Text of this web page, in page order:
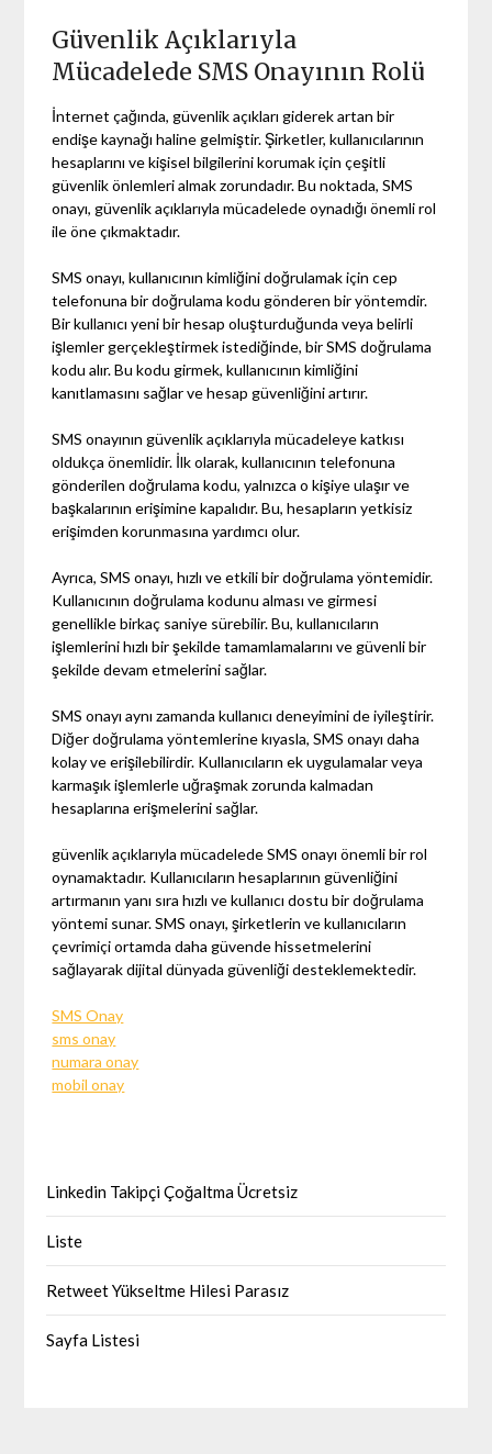
Güvenlik Açıklarıyla
Mücadelede SMS Onayının Rolü
İnternet çağında, güvenlik açıkları giderek artan bir
endişe kaynağı haline gelmiştir. Şirketler, kullanıcılarının
hesaplarını ve kişisel bilgilerini korumak için çeşitli
güvenlik önlemleri almak zorundadır. Bu noktada, SMS
onayı, güvenlik açıklarıyla mücadelede oynadığı önemli rol
ile öne çıkmaktadır.
SMS onayı, kullanıcının kimliğini doğrulamak için cep
telefonuna bir doğrulama kodu gönderen bir yöntemdir.
Bir kullanıcı yeni bir hesap oluşturduğunda veya belirli
işlemler gerçekleştirmek istediğinde, bir SMS doğrulama
kodu alır. Bu kodu girmek, kullanıcının kimliğini
kanıtlamasını sağlar ve hesap güvenliğini artırır.
SMS onayının güvenlik açıklarıyla mücadeleye katkısı
oldukça önemlidir. İlk olarak, kullanıcının telefonuna
gönderilen doğrulama kodu, yalnızca o kişiye ulaşır ve
başkalarının erişimine kapalıdır. Bu, hesapların yetkisiz
erişimden korunmasına yardımcı olur.
Ayrıca, SMS onayı, hızlı ve etkili bir doğrulama yöntemidir.
Kullanıcının doğrulama kodunu alması ve girmesi
genellikle birkaç saniye sürebilir. Bu, kullanıcıların
işlemlerini hızlı bir şekilde tamamlamalarını ve güvenli bir
şekilde devam etmelerini sağlar.
SMS onayı aynı zamanda kullanıcı deneyimini de iyileştirir.
Diğer doğrulama yöntemlerine kıyasla, SMS onayı daha
kolay ve erişilebilirdir. Kullanıcıların ek uygulamalar veya
karmaşık işlemlerle uğraşmak zorunda kalmadan
hesaplarına erişmelerini sağlar.
güvenlik açıklarıyla mücadelede SMS onayı önemli bir rol
oynamaktadır. Kullanıcıların hesaplarının güvenliğini
artırmanın yanı sıra hızlı ve kullanıcı dostu bir doğrulama
yöntemi sunar. SMS onayı, şirketlerin ve kullanıcıların
çevrimiçi ortamda daha güvende hissetmelerini
sağlayarak dijital dünyada güvenliği desteklemektedir.
SMS Onay
sms onay
numara onay
mobil onay
Linkedin Takipçi Çoğaltma Ücretsiz
Liste
Retweet Yükseltme Hilesi Parasız
Sayfa Listesi